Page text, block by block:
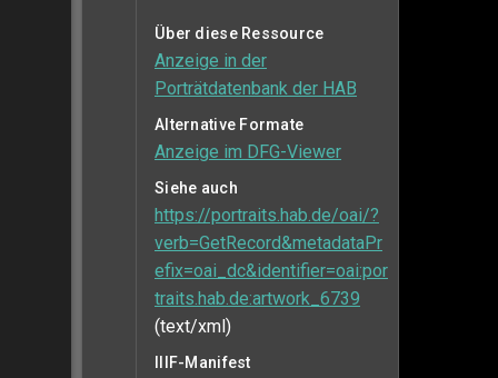
Über diese Ressource
Anzeige in der
Porträtdatenbank der HAB
Alternative Formate
Anzeige im DFG-Viewer
Siehe auch
https://portraits.hab.de/oai/?
verb=GetRecord&metadataPr
efix=oai_dc&identifier=oai:por
traits.hab.de:artwork_6739
(text/xml)
IIIF-Manifest